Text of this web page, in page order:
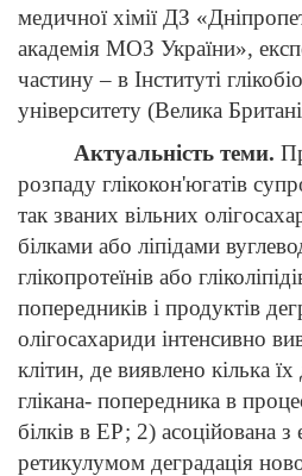
медичної хімії ДЗ
академія МОЗ України»,
частину – в Інституті
університету (Велика
Актуальність теми.
розпаду глікокон'югатів
так званих вільних
білками або ліпідами
глікопротеїнів або
попередників і продуктів
олігосахариди інтенсивно
клітин, де виявлено кілька
глікана- попередника в
білків в ЕР; 2) асоційована
ретикулумом деградація